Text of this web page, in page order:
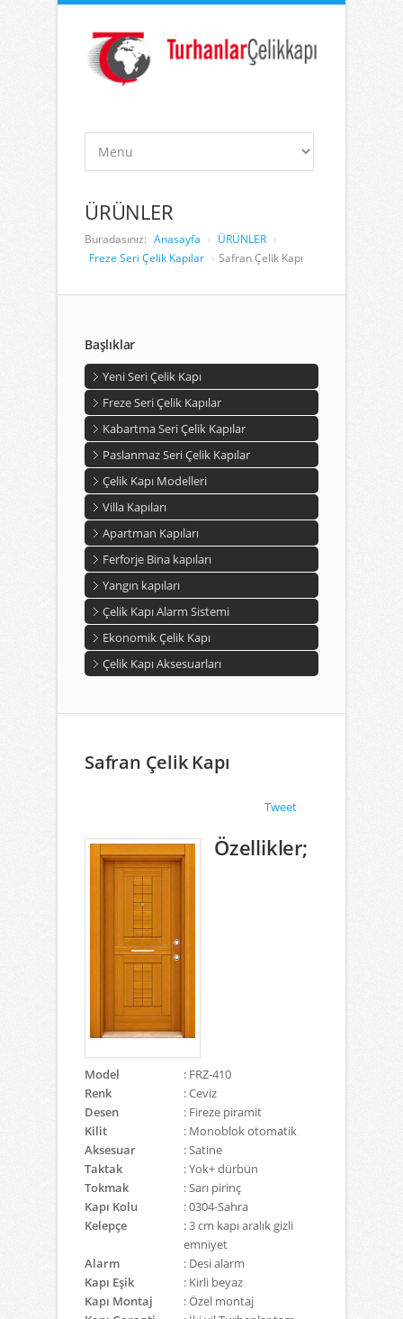
ÜRÜNLER
Buradasınız: Anasayfa
ÜRÜNLER
Freze Seri Çelik Kapılar
Safran Çelik Kapı
Başlıklar
Yeni Seri Çelik Kapı
Freze Seri Çelik Kapılar
Kabartma Seri Çelik Kapılar
Paslanmaz Seri Çelik Kapılar
Çelik Kapı Modelleri
Villa Kapıları
Apartman Kapıları
Ferforje Bina kapıları
Yangın kapıları
Çelik Kapı Alarm Sistemi
Ekonomik Çelik Kapı
Çelik Kapı Aksesuarları
Safran Çelik Kapı
Tweet
Özellikler;
Model
: FRZ-410
Renk
: Ceviz
Desen
: Fireze piramit
Kilit
: Monoblok otomatik
Aksesuar
: Satine
Taktak
: Yok+ dürbün
Tokmak
: Sarı pirinç
Kapı Kolu
: 0304-Sahra
Kelepçe
: 3 cm kapı aralık gizli
emniyet
Alarm
: Desi alarm
Kapı Eşik
: Kirli beyaz
Kapı Montaj
: Özel montaj